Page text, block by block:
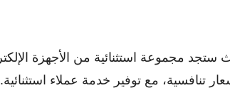
تنافسية، مع توفير خدمة عملاء استثنائية.